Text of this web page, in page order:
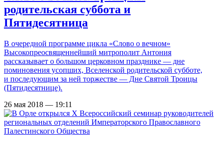
родительская суббота и
Пятидесятница
В очередной программе цикла «Слово о вечном»
Высокопреосвященнейший митрополит Антония
рассказывает о большом церковном празднике — дне
поминовения усопших, Вселенской родительской субботе,
и последующим за ней торжестве — Дне Святой Троицы
(Пятидесятнице).
26 мая 2018 — 19:11